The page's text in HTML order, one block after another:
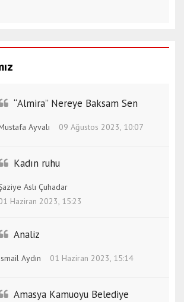
“Almira” Nereye Baksam Sen
Ayvalı 09 Ağustos 2023, 10:07
Kadın ruhu
Aslı Çuhadar
Haziran 2023, 15:23
Analiz
Aydın 01 Haziran 2023, 15:14
Amasya Kamuoyu Belediye